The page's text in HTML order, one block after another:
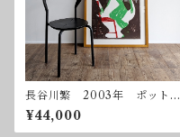
長谷川繁 2003年 ポット
シルクスクリーン 額付属
¥44,000